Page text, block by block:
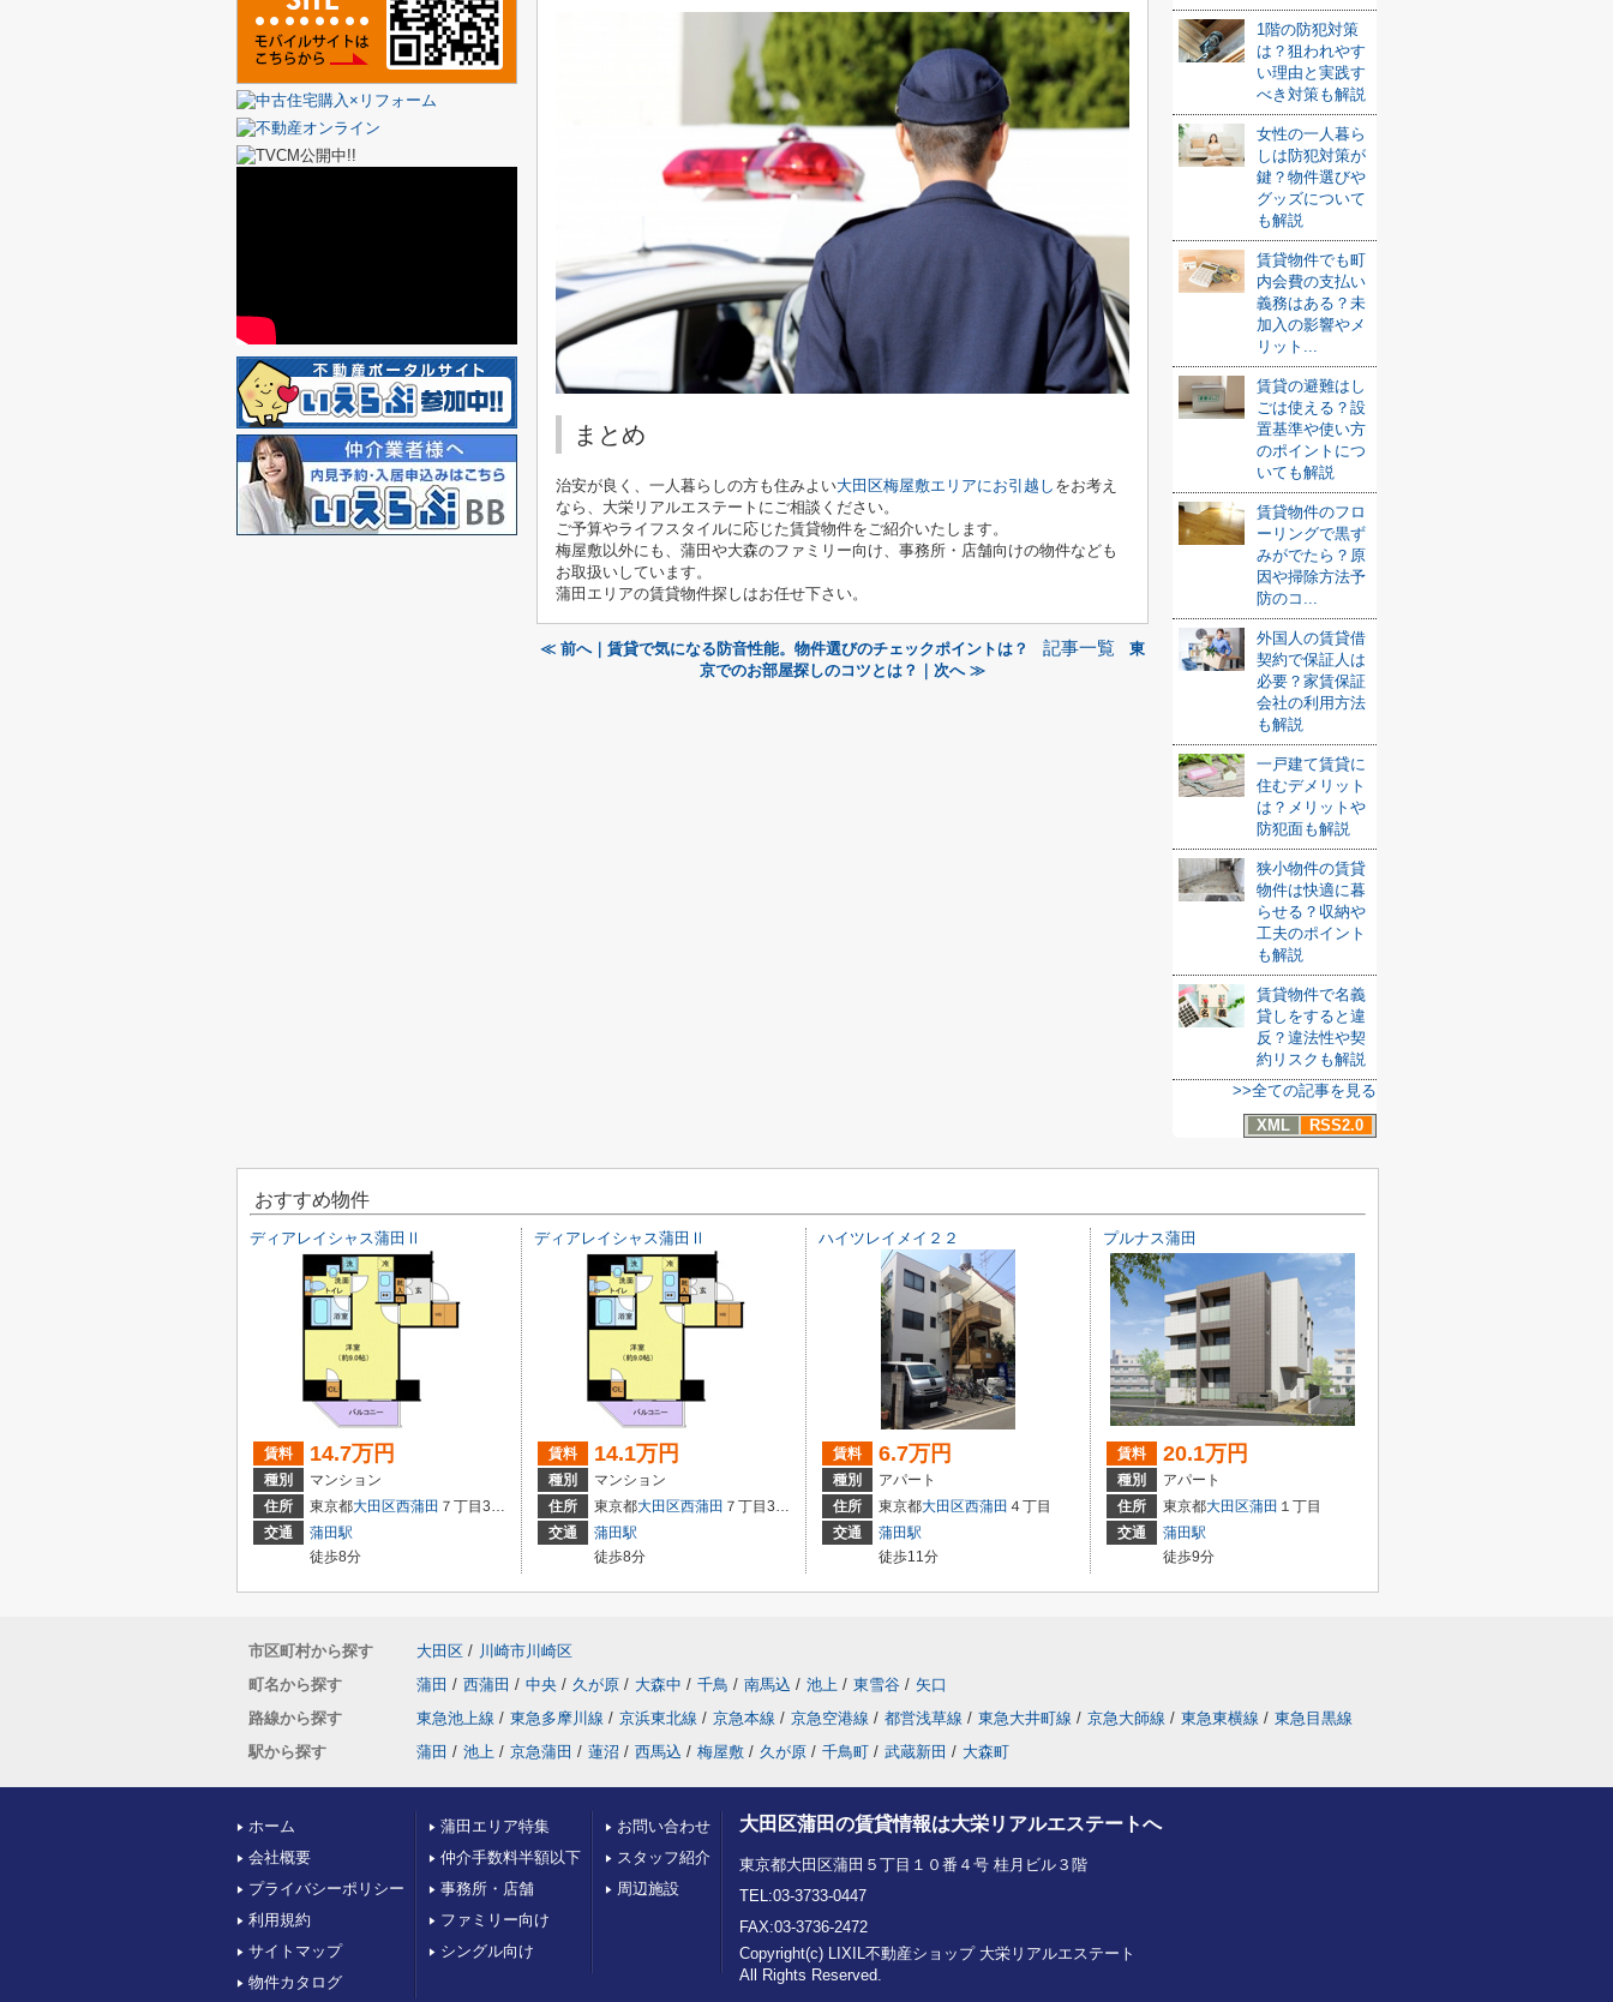
まとめ
治安が良く、一人暮らしの方も住みよい大田区梅屋敷エリアにお引越し をお考え
なら、大栄リアルエステートにご相談ください。
ご予算やライフスタイルに応じた賃貸物件をご紹介いたします。
梅屋敷以外にも、蒲田や大森のファミリー向け、事務所・店舗向けの物件なども
お取扱いしています。
蒲田エリアの賃貸物件探しはお任せ下さい。
≪ 前へ｜賃貸で気になる防音性能。物件選びのチェックポイントは？ 記事一覧
東
京でのお部屋探しのコツとは？｜次へ ≫
1階の防犯対策
は？狙われやす
い理由と実践す
べき対策も解説
女性の一人暮ら
しは防犯対策が
鍵？物件選びや
グッズについて
も解説
賃貸物件でも町
内会費の支払い
義務はある？未
加入の影響やメ
リット...
賃貸の避難はし
ごは使える？設
置基準や使い方
のポイントにつ
いても解説
賃貸物件のフロ
ーリングで黒ず
みがでたら？原
因や掃除方法予
防のコ...
外国人の賃貸借
契約で保証人は
必要？家賃保証
会社の利用方法
も解説
一戸建て賃貸に
住むデメリット
は？メリットや
防犯面も解説
狭小物件の賃貸
物件は快適に暮
らせる？収納や
工夫のポイント
も解説
賃貸物件で名義
貸しをすると違
反？違法性や契
約リスクも解説
>>全ての記事を見る
XML
RSS2.0
おすすめ物件
ディアレイシャス蒲田Ⅱ
賃料 14.7万円
種別
マンション
住所
東京都大田区西蒲田 ７丁目37-5
交通
蒲田駅
徒歩8分
ディアレイシャス蒲田Ⅱ
賃料 14.1万円
種別
マンション
住所
東京都大田区西蒲田 ７丁目37-5
交通
蒲田駅
徒歩8分
ハイツレイメイ２２
賃料 6.7万円
種別
アパート
住所
東京都大田区西蒲田 ４丁目
交通
蒲田駅
徒歩11分
プルナス蒲田
賃料 20.1万円
種別
アパート
住所
東京都大田区蒲田 １丁目
交通
蒲田駅
徒歩9分
市区町村から探す 大田区 / 川崎市川崎区
町名から探す
蒲田 / 西蒲田 / 中央 / 久が原 / 大森中 / 千鳥 / 南馬込 / 池上 / 東雪谷 / 矢口
路線から探す
東急池上線 / 東急多摩川線 / 京浜東北線 / 京急本線 / 京急空港線 / 都営浅草線 / 東急大井町線 / 京急大師線 / 東急東横線 / 東急目黒線
駅から探す
蒲田 / 池上 / 京急蒲田 / 蓮沼 / 西馬込 / 梅屋敷 / 久が原 / 千鳥町 / 武蔵新田 / 大森町
ホーム
会社概要
プライバシーポリシー
利用規約
サイトマップ
物件カタログ
蒲田エリア特集
仲介手数料半額以下
事務所・店舗
ファミリー向け
シングル向け
お問い合わせ
スタッフ紹介
周辺施設
大田区蒲田の賃貸情報は大栄リアルエステートへ
東京都大田区蒲田５丁目１０番４号 桂月ビル３階
TEL:03-3733-0447
FAX:03-3736-2472
Copyright(c) LIXIL不動産ショップ 大栄リアルエステート
All Rights Reserved.